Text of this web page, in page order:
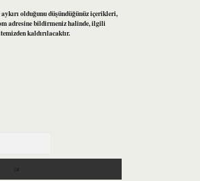
olduğunu düşündüğünüz içerikleri,
adresine bildirmeniz halinde, ilgili
kaldırılacaktır.